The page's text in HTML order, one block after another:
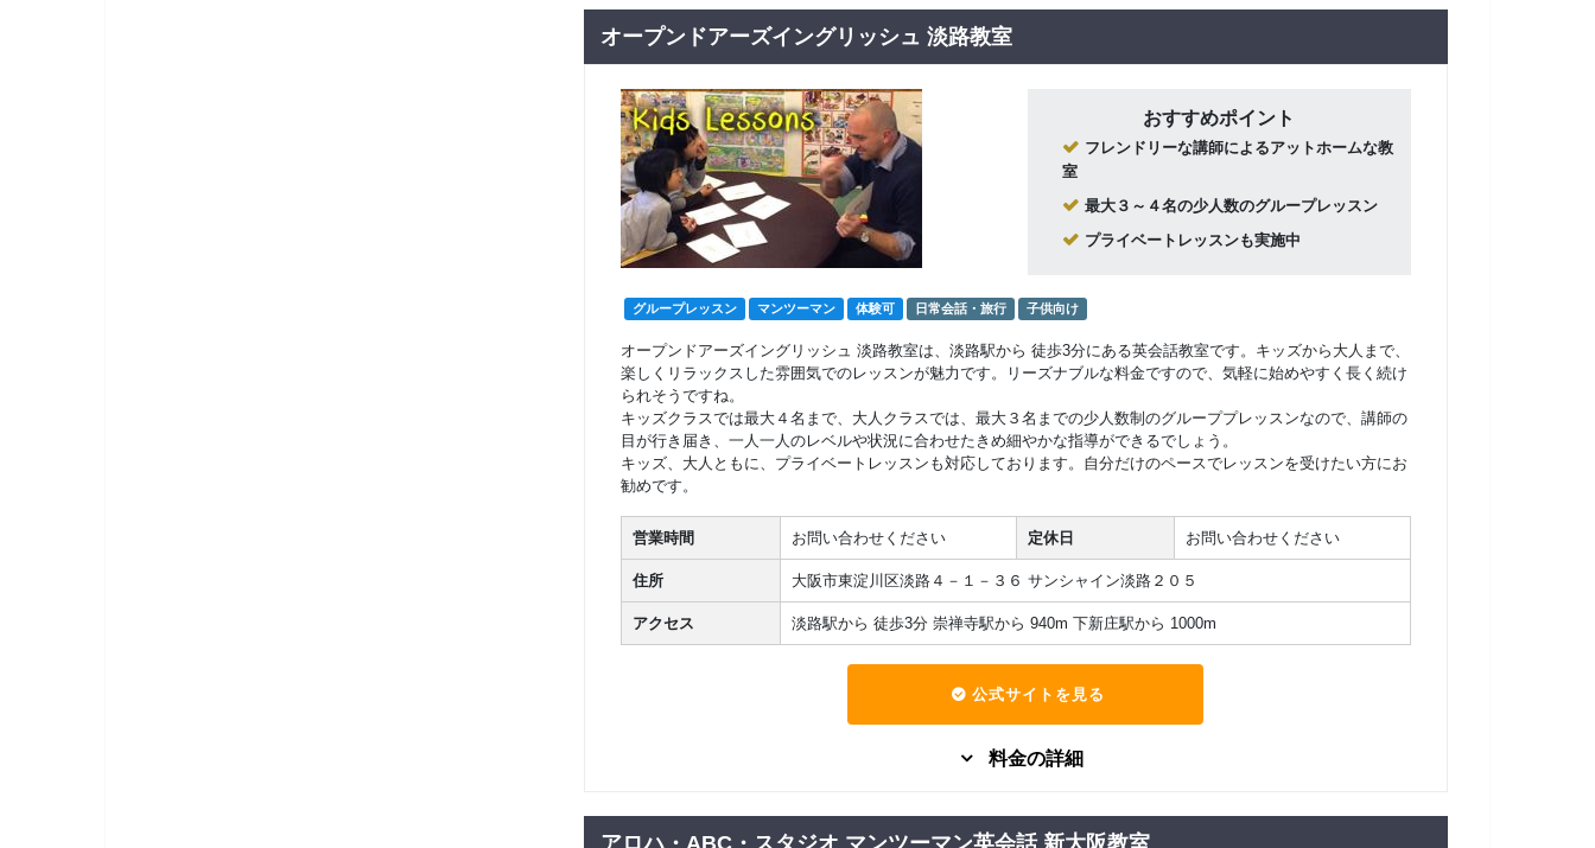
ENVISIONコース
グループレッスン 日常英会話
20,366 円(税込) / 月
回数：4 / 1セッション100分
ビジネス英会話コー
ス
グループレッスン
16,293 円(税込) / 月
回数：4 / 1セッション80分
パワーイングリッシ
ュコース
グループレッスン
16,293
円(税込) / 月
フリータイムレッス
ン
2,444
円(税込) / 総額
マンツーマンレッス
ン
マンツーマン
17,050 円(税込) / 総額
TOEIC®L&R Test 集
中コー
ス/TOEIC®L&R Test
対策コース
グループレッスン TOEIC 短期集中
130,400 円(税込) / 総額
回数：10 / 1セッション160分
子供向け 日常英会話
回数：4 / 1セッション30分
オープンドアーズイングリッシュ 淡路教室
おすすめポイント
フレンドリーな講師によるアットホームな教
室
最大３～４名の少人数のグループレッスン
プライベートレッスンも実施中
グループレッスン マンツーマン 体験可 日常会話・旅行 子供向け
オープンドアーズイングリッシュ 淡路教室は、淡路駅から 徒歩3分にある英会話教室です。キッズから大人まで、
楽しくリラックスした雰囲気でのレッスンが魅力です。リーズナブルな料金ですので、気軽に始めやすく長く続け
られそうですね。
キッズクラスでは最大４名まで、大人クラスでは、最大３名までの少人数制のグループプレッスンなので、講師の
目が行き届き、一人一人のレベルや状況に合わせたきめ細やかな指導ができるでしょう。
キッズ、大人ともに、プライベートレッスンも対応しております。自分だけのペースでレッスンを受けたい方にお
勧めです。
営業時間 お問い合わせください 定休日 お問い合わせください
住所 大阪市東淀川区淡路４－１－３６ サンシャイン淡路２０５
アクセス 淡路駅から 徒歩3分 崇禅寺駅から 940m 下新庄駅から 1000m
公式サイトを見る
料金の詳細
グループレッスン 社会人向け
アロハ・ABC・スタジオ マンツーマン英会話 新大阪教室